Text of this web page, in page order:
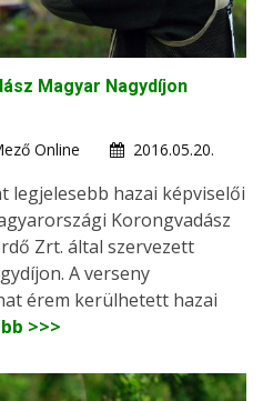
Magyar Nagydíjon
Online
2016.05.20.
legjelesebb hazai képviselői
Korongvadász
Zrt. által szervezett
A verseny
érem kerülhetett hazai
>>>